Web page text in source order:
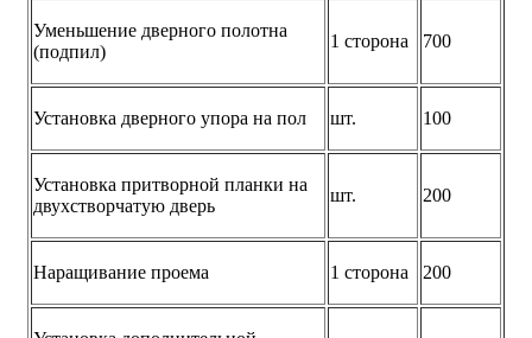
Уменьшение дверного полотна
(подпил)
1 сторона 700
Установка дверного упора на пол шт. 100
Установка притворной планки на
двухстворчатую дверь
шт. 200
Наращивание проема 1 сторона 200